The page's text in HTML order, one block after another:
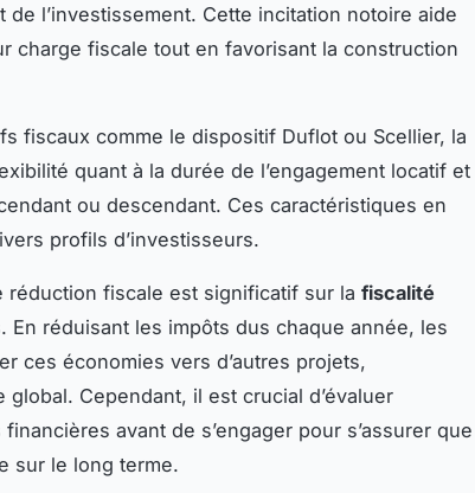
de l’investissement. Cette incitation notoire aide
charge fiscale tout en favorisant la construction
fiscaux comme le dispositif Duflot ou Scellier, la
quant à la durée de l’engagement locatif et
ou descendant. Ces caractéristiques en
profils d’investisseurs.
réduction fiscale est significatif sur la fiscalité
En réduisant les impôts dus chaque année, les
ces économies vers d’autres projets,
Cependant, il est crucial d’évaluer
avant de s’engager pour s’assurer que
sur le long terme.